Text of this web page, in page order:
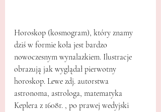
Horoskop (kosmogram), który znamy
dziś w formie koła jest bardzo
nowoczesnym wynalazkiem. Ilustracje
obrazują jak wyglądał pierwotny
horoskop. Lewe zdj. autorstwa
astronoma, astrologa, matematyka
Keplera z 1608r. , po prawej wedyjski